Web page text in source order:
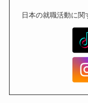
日本の就職活動に関